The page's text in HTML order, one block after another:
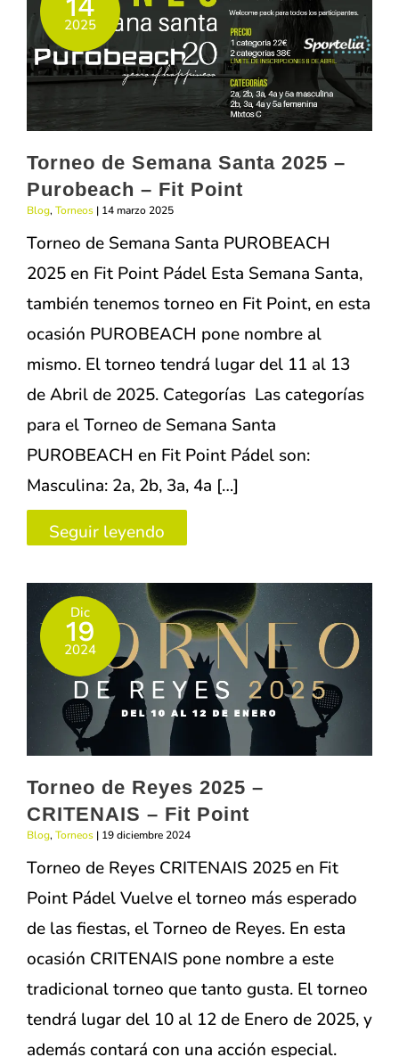
Black
Crown
Point
2025
Torneo de Semana Santa 2025 –
Purobeach – Fit Point
Blog, Torneos | 14 marzo 2025
Torneo de Semana Santa PUROBEACH
2025 en Fit Point Pádel Esta Semana Santa,
también tenemos torneo en Fit Point, en esta
ocasión PUROBEACH pone nombre al
mismo. El torneo tendrá lugar del 11 al 13
de Abril de 2025. Categorías Las categorías
para el Torneo de Semana Santa
PUROBEACH en Fit Point Pádel son:
Masculina: 2a, 2b, 3a, 4a […]
Torneo
Semana
Santa
2025
–
Purobeach
Point
Seguir leyendo
Dic
19
2024
Torneo de Reyes 2025 –
CRITENAIS – Fit Point
Blog, Torneos | 19 diciembre 2024
Torneo de Reyes CRITENAIS 2025 en Fit
Point Pádel Vuelve el torneo más esperado
de las fiestas, el Torneo de Reyes. En esta
ocasión CRITENAIS pone nombre a este
tradicional torneo que tanto gusta. El torneo
tendrá lugar del 10 al 12 de Enero de 2025, y
además contará con una acción especial.